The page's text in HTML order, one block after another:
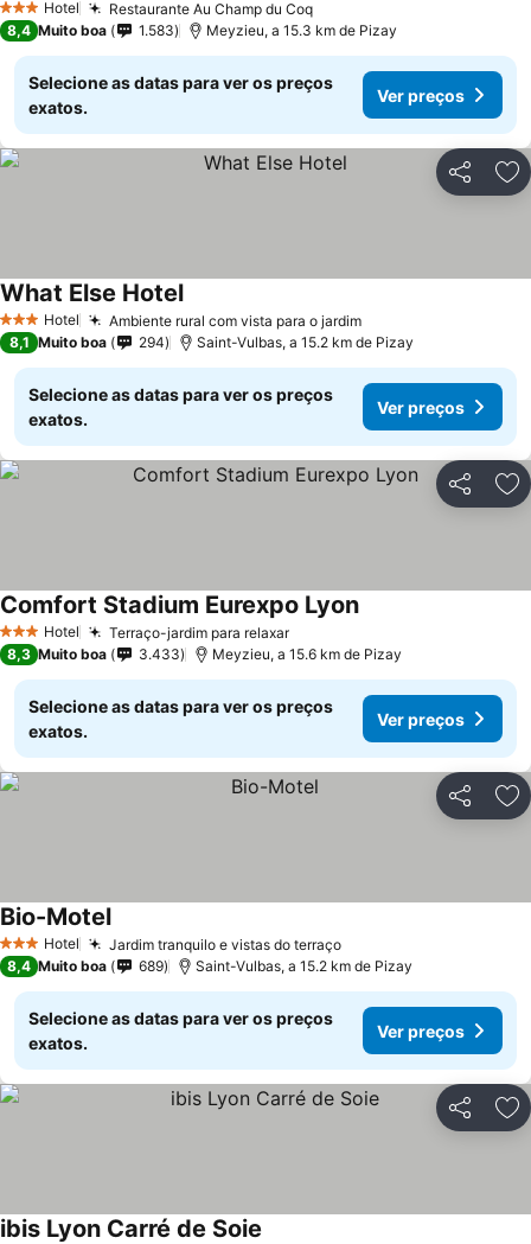
3 EstrelasHotel
Restaurante Au Champ du Coq
8,4 Muito boa 1.583 Meyzieu, a 15.3 km de Pizay
Selecione as datas para ver os preços
exatos.
Ver preços
Partilhar
3 EstrelasHotel Ambiente rural com vista para o jardim
What Else Hotel
8,1 Muito boa 294 Saint-Vulbas, a 15.2 km de Pizay
Selecione as datas para ver os preços
exatos.
Ver preços
Partilhar
3 EstrelasHotel Terraço-jardim para relaxar
Comfort Stadium Eurexpo Lyon
8,3 Muito boa 3.433 Meyzieu, a 15.6 km de Pizay
Selecione as datas para ver os preços
exatos.
Ver preços
Partilhar
3 EstrelasHotel Jardim tranquilo e vistas do terraço
Bio-Motel
8,4 Muito boa 689 Saint-Vulbas, a 15.2 km de Pizay
Selecione as datas para ver os preços
exatos.
Ver preços
Partilhar
ibis Lyon Carré de Soie